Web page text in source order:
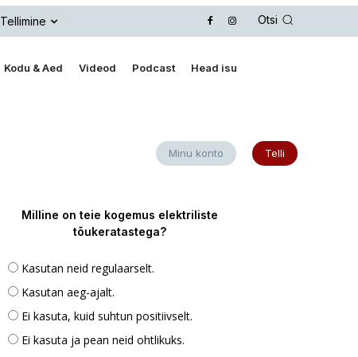
Tellimine Otsi
Kodu & Aed Videod Podcast Head isu
Minu konto Telli
Milline on teie kogemus elektriliste
tõukeratastega?
Kasutan neid regulaarselt.
Kasutan aeg-ajalt.
Ei kasuta, kuid suhtun positiivselt.
Ei kasuta ja pean neid ohtlikuks.